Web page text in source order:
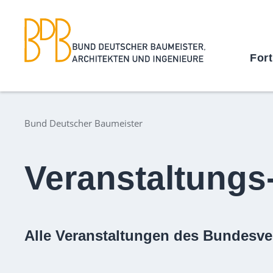
Bund Deutscher Baumeister
Alle Veranstaltungen des